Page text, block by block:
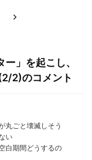
>
」を起こし、
2)のコメント
丸ごと壊滅しそう
い
白期間どうするの